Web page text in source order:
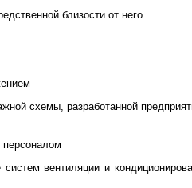
близости от него
схемы, разработанной
персоналом
вентиляции и